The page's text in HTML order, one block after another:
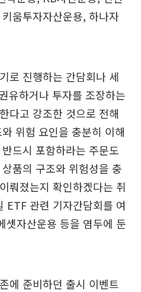
움투자자산운용, 하나자
로 진행하는 간담회나 세
유하거나 투자를 조장하는
다고 강조한 것으로 전해
위험 요인을 충분히 이해
드시 포함하라는 주문도
품의 구조와 위험성을 충
뤄졌는지 확인하겠다는 취
ETF 관련 기자간담회를 여
셋자산운용 등을 염두에 둔
에 준비하던 출시 이벤트